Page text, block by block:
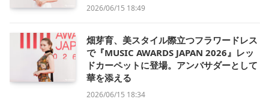
2026/06/15 18:49
畑芽育、美スタイル際立つフラワードレス
で『MUSIC AWARDS JAPAN 2026』レッ
ドカーペットに登場。アンバサダーとして
華を添える
2026/06/15 18:34